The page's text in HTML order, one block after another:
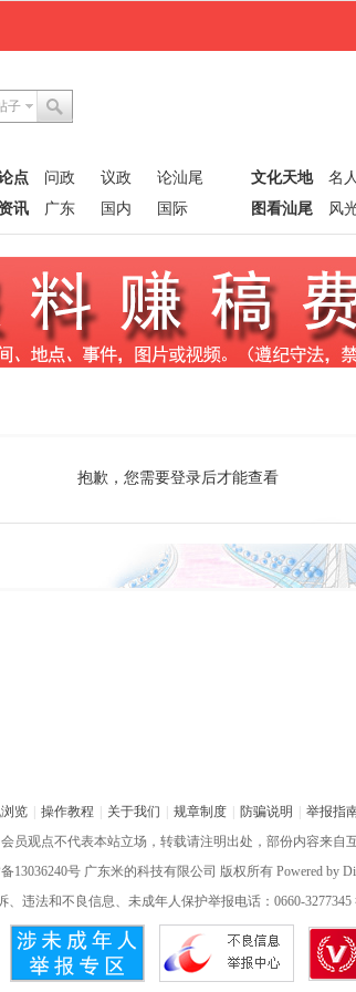
子
点 问政 议政
论汕尾
讯
广东 国内 国际
文化天地 名人
图看汕尾
风
抱歉，您需要登录后才能查看
览 操作教程 关于我们 规章制度 防骗说明 举报指
员观点不代表本站立场，转载请注明出处，部份内容来自
13036240号广东米的科技有限公司 版权所有 Powered by
、违法和不良信息、未成年人保护举报电话：0660-3277345